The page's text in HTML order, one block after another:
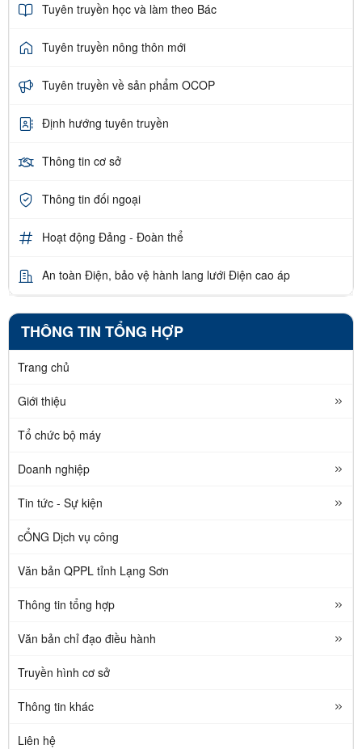
Tuyên truyền học và làm theo Bác
Tuyên truyền nông thôn mới
Tuyên truyền về sản phẩm OCOP
Định hướng tuyên truyền
Thông tin cơ sở
Thông tin đối ngoại
Hoạt động Đảng - Đoàn thể
An toàn Điện, bảo vệ hành lang lưới Điện cao áp
THÔNG TIN TỔNG HỢP
Trang chủ
Giới thiệu
Tổ chức bộ máy
Doanh nghiệp
Tin tức - Sự kiện
cỔNG Dịch vụ công
Văn bản QPPL tỉnh Lạng Sơn
Thông tin tổng hợp
Văn bản chỉ đạo điều hành
Truyền hình cơ sở
Thông tin khác
Liên hệ